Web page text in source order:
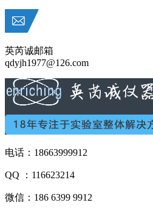
英芮诚邮箱
qdyjh1977@126.com
电话：18663999912
QQ ：116623214
微信：186 6399 9912